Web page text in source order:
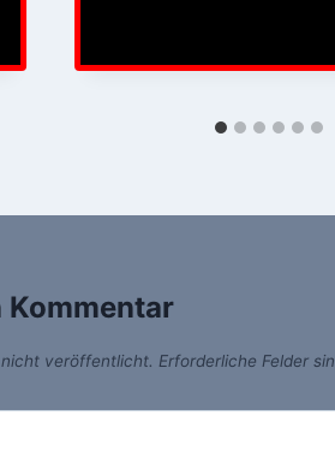
Kommentar
veröffentlicht. Erforderliche Felder